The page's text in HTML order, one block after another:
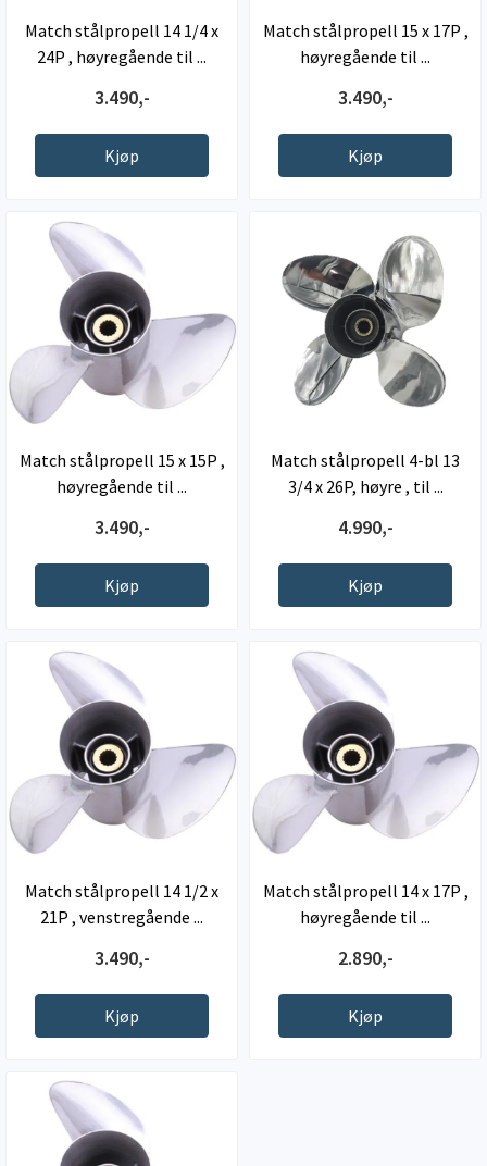
Match stålpropell 14 1/4 x
24P , høyregående til ...
3.490,-
Kjøp
Match stålpropell 15 x 17P ,
høyregående til ...
3.490,-
Kjøp
Match stålpropell 15 x 15P ,
høyregående til ...
3.490,-
Kjøp
Match stålpropell 4-bl 13
3/4 x 26P, høyre , til ...
4.990,-
Kjøp
Match stålpropell 14 1/2 x
21P , venstregående ...
3.490,-
Kjøp
Match stålpropell 14 x 17P ,
høyregående til ...
2.890,-
Kjøp